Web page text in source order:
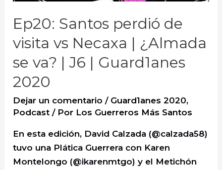
Ep20: Santos perdió de
visita vs Necaxa | ¿Almada
se va? | J6 | Guard1anes
2020
Dejar un comentario / Guard1anes 2020,
Podcast / Por Los Guerreros Más Santos
En esta edición, David Calzada (@calzada58)
tuvo una Plática Guerrera con Karen
Montelongo (@ikarenmtgo) y el Metichón